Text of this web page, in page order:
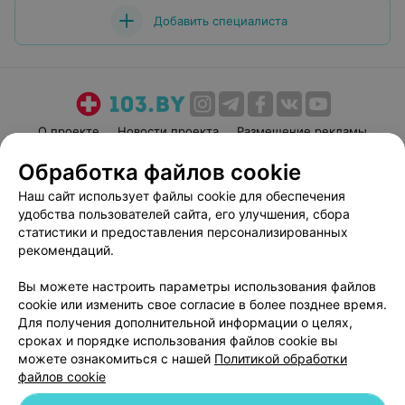
Добавить специалиста
О проекте Новости проекта
Размещение рекламы
Пользовательское соглашение
Способы оплаты
Вакансии
Партнеры
Написать руководителю 103.by
Персональные настройки cookie
Обработка персональных данных
Обработка файлов cookie
Наш сайт использует файлы cookie для обеспечения
удобства пользователей сайта, его улучшения, сбора
статистики и предоставления персонализированных
рекомендаций.
Вы можете настроить параметры использования файлов
cookie или изменить свое согласие в более позднее время.
Для получения дополнительной информации о целях,
сроках и порядке использования файлов cookie вы
можете ознакомиться с нашей Политикой обработки
файлов cookie